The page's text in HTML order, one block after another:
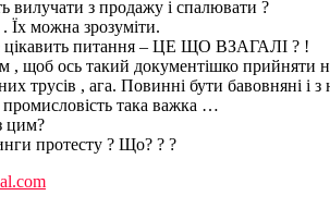
вилучати з продажу і спалювати ?
Їх можна зрозуміти.
цікавить питання – ЦЕ ЩО ВЗАГАЛІ ? !
, щоб ось такий документішко прийняти
трусів , ага. Повинні бути бавовняні і
така важка …
цим?
протесту ? Що? ? ?